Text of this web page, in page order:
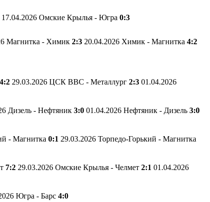
17.04.2026 Омские Крылья - Югра 0:3
Магнитка - Химик 2:3 20.04.2026 Химик - Магнитка 4:2
4:2 29.03.2026 ЦСК ВВС - Металлург 2:3 01.04.2026
Дизель - Нефтяник 3:0 01.04.2026 Нефтяник - Дизель 3:0
- Магнитка 0:1 29.03.2026 Торпедо-Горький - Магнитка
7:2 29.03.2026 Омские Крылья - Челмет 2:1 01.04.2026
Югра - Барс 4:0